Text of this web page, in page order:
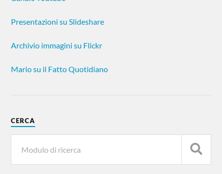
Presentazioni su Slideshare
Archivio immagini su Flickr
Mario su il Fatto Quotidiano
CERCA